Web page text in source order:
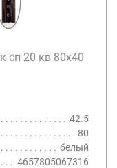
сп 20 кв 80х40
42.5
80
белый
4657805067316